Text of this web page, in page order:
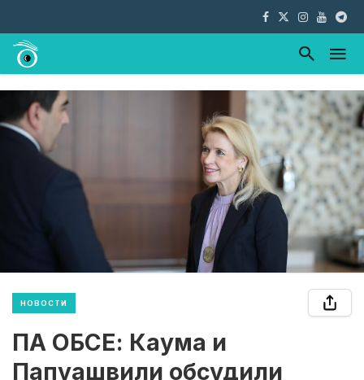
НОВОСТИ
ПА ОБСЕ: Каума и
Папуашвили обсудили